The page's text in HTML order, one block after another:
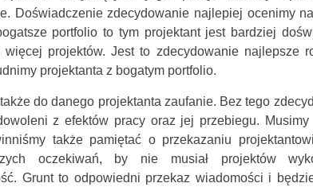
Doświadczenie zdecydowanie najlepiej ocenimy
portfolio to tym projektant jest bardziej
więcej projektów. Jest to zdecydowanie najlepsze
projektanta z bogatym portfolio.
do danego projektanta zaufanie. Bez tego
z efektów pracy oraz jej przebiegu.
także pamiętać o przekazaniu
oczekiwań, by nie musiał projektów
Grunt to odpowiedni przekaz wiadomości i